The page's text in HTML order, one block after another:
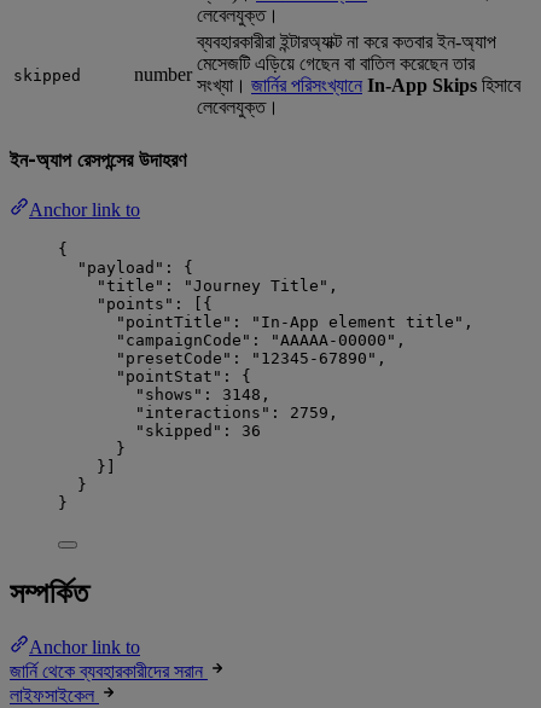
লেবেলযুক্ত।
skipped number
ব্যবহারকারীরা ইন্টারঅ্যাক্ট না করে কতবার ইন-অ্যাপ
মেসেজটি এড়িয়ে গেছেন বা বাতিল করেছেন তার
সংখ্যা। জার্নির পরিসংখ্যানে In-App Skips হিসাবে
লেবেলযুক্ত।
ইন-অ্যাপ রেসপন্সের উদাহরণ
Anchor link to
{
"payload" : {
"title" : "Journey Title " ,
"points" : [{
"pointTitle" : " In-App element title " ,
"campaignCode" : "AAAAA-00000 " ,
"presetCode" : " 12345-67890 " ,
"pointStat" : {
"shows" : 3148 ,
"interactions" : 2759 ,
"skipped" : 36
}
}]
}
}
সম্পর্কিত
Anchor link to
জার্নি থেকে ব্যবহারকারীদের সরান
লাইফসাইকেল